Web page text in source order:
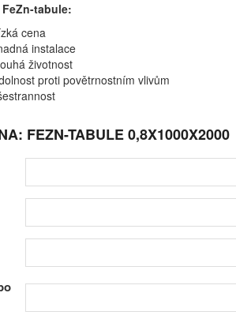
tabule:
cena
instalace
životnost
proti povětrnostním vlivům
FEZN-TABULE 0,8X1000X2000